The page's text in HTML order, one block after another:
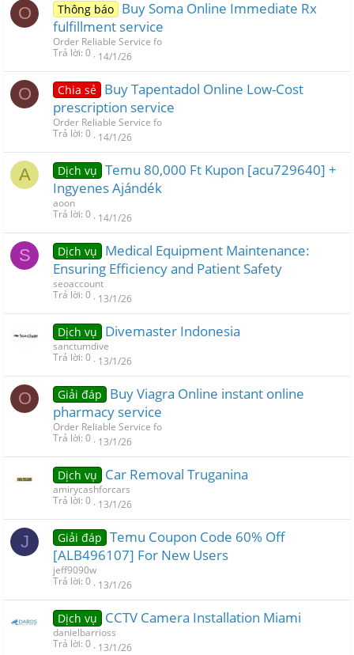
O Thông báo Buy Soma Online Immediate Rx
fulfillment service
Order Reliable Service fo
Trả lời 0 14/1/26
O Chia sẻ Buy Tapentadol Online Low-Cost
prescription service
Order Reliable Service fo
Trả lời 0 14/1/26
A Dịch vụ Temu 80,000 Ft Kupon [acu729640] +
Ingyenes Ajándék
aoon
Trả lời 0 14/1/26
S Dịch vụ
Medical Equipment Maintenance:
Ensuring Efficiency and Patient Safety
seoaccount
Trả lời 0 13/1/26
Dịch vụ Divemaster Indonesia
sanctumdive
Trả lời 0 13/1/26
O Giải đáp
Buy Viagra Online instant online
pharmacy service
Order Reliable Service fo
Trả lời 0 13/1/26
Dịch vụ Car Removal Truganina
amirycashforcars
Trả lời 0 13/1/26
J Giải đáp Temu Coupon Code 60% Off
[ALB496107] For New Users
jeff9090w
Trả lời 0 13/1/26
Dịch vụ CCTV Camera Installation Miami
danielbarrioss
Trả lời 0 13/1/26